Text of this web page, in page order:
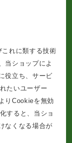
これに類する技術
当ショップによ
役立ち、サービ
たいユーザー
りCookieを無効
すると、当ショ
なくなる場合が